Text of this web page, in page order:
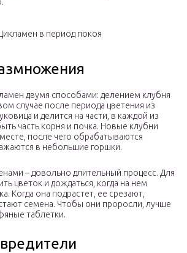
в период покоя
двумя способами: делением клубня
случае после периода цветения из
и делится на части, в каждой из
часть корня и почка. Новые клубни
после чего обрабатываются
в небольшие горшки.
– довольно длительный процесс. Для
цветок и дождаться, когда на нем
Когда она подрастет, ее срезают,
семена. Чтобы они проросли, лучше
таблетки.